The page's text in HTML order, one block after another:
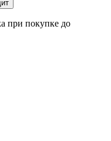
при покупке до